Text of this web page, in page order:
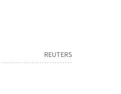
REUTERS